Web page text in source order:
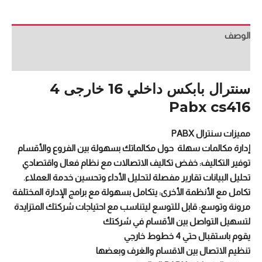
الوصف
سنترال بابكس داخلي 16 خارجى 4
Pabx cs416
مميزات سنترال PABX
إدارة مكالمات سهلة حول مكالماتك بسهولة بين الفروع والأقسام
توفير التكاليف: خفض تكاليف الاتصالات مع نظام فعال واقتصادي
تحليل البيانات تقارير مفصلة لتحليل الأداء وتحسين خدمة العملاء.
تكامل مع الأنظمة الأخرى: يتكامل بسهولة مع برامج الإدارة المختلفة
مرونة وتوسع: قابل للتوسع ليتناسب مع احتياجات شركتك المتزايدة
لتسهيل التواصل بين الأقسام في شركتك
يقوم باستقبال حتي 4 خطوط خارجي
تنظيم الاتصال بين الاقسام والغرف وبعضها